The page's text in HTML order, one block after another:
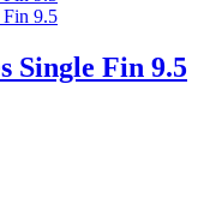
Single Fin 9.5